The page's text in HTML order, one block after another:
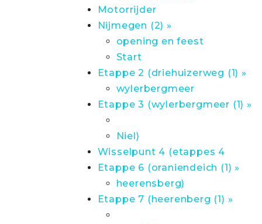
Motorrijder
Nijmegen (2) »
opening en feest
Start
Etappe 2 (driehuizerweg (1) »
wylerbergmeer
Etappe 3 (wylerbergmeer (1) »
Niel)
Wisselpunt 4 (etappes 4
Etappe 6 (oraniendeich (1) »
heerensberg)
Etappe 7 (heerenberg (1) »